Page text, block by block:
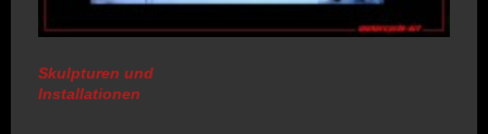
Skulpturen und
Installationen